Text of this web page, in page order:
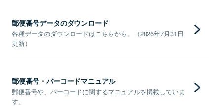
郵便番号データのダウンロード
各種データのダウンロードはこちらから。（2026年7月31日
更新）
郵便番号・バーコードマニュアル
郵便番号や、バーコードに関するマニュアルを掲載していま
す。